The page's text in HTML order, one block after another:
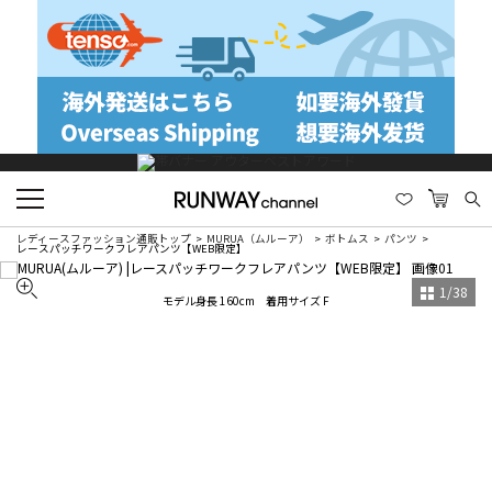
レディースファッション通販トップ MURUA（ムルーア） ボトムス パンツ
レースパッチワークフレアパンツ【WEB限定】
モデル身長 160cm 着用サイズ F 1 /38